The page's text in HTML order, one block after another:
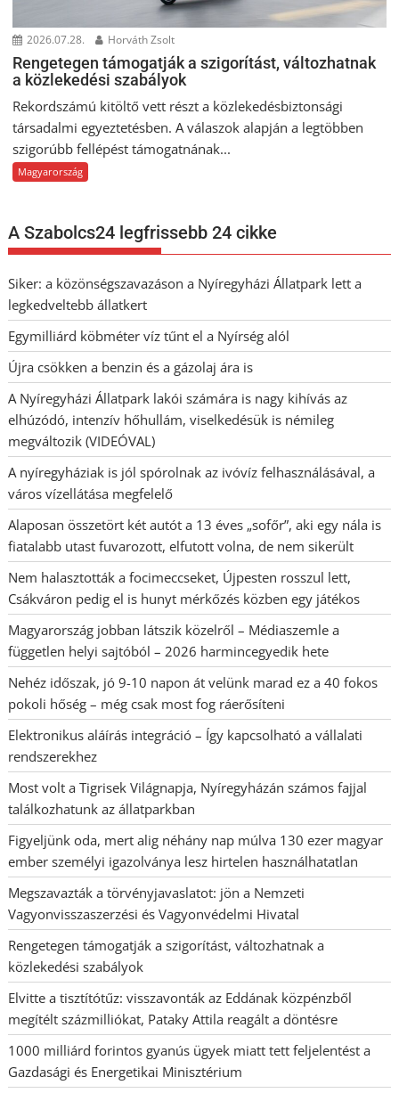
2026.07.28. Horváth Zsolt
Rengetegen támogatják a szigorítást, változhatnak
a közlekedési szabályok
Rekordszámú kitöltő vett részt a közlekedésbiztonsági
társadalmi egyeztetésben. A válaszok alapján a legtöbben
szigorúbb fellépést támogatnának...
Magyarország
A Szabolcs24 legfrissebb 24 cikke
Siker: a közönségszavazáson a Nyíregyházi Állatpark lett a
legkedveltebb állatkert
Egymilliárd köbméter víz tűnt el a Nyírség alól
Újra csökken a benzin és a gázolaj ára is
A Nyíregyházi Állatpark lakói számára is nagy kihívás az
elhúzódó, intenzív hőhullám, viselkedésük is némileg
megváltozik (VIDEÓVAL)
A nyíregyháziak is jól spórolnak az ivóvíz felhasználásával, a
város vízellátása megfelelő
Alaposan összetört két autót a 13 éves „sofőr”, aki egy nála is
fiatalabb utast fuvarozott, elfutott volna, de nem sikerült
Nem halasztották a focimeccseket, Újpesten rosszul lett,
Csákváron pedig el is hunyt mérkőzés közben egy játékos
Magyarország jobban látszik közelről – Médiaszemle a
független helyi sajtóból – 2026 harmincegyedik hete
Nehéz időszak, jó 9-10 napon át velünk marad ez a 40 fokos
pokoli hőség – még csak most fog ráerősíteni
Elektronikus aláírás integráció – Így kapcsolható a vállalati
rendszerekhez
Most volt a Tigrisek Világnapja, Nyíregyházán számos fajjal
találkozhatunk az állatparkban
Figyeljünk oda, mert alig néhány nap múlva 130 ezer magyar
ember személyi igazolványa lesz hirtelen használhatatlan
Megszavazták a törvényjavaslatot: jön a Nemzeti
Vagyonvisszaszerzési és Vagyonvédelmi Hivatal
Rengetegen támogatják a szigorítást, változhatnak a
közlekedési szabályok
Elvitte a tisztítótűz: visszavonták az Eddának közpénzből
megítélt százmilliókat, Pataky Attila reagált a döntésre
1000 milliárd forintos gyanús ügyek miatt tett feljelentést a
Gazdasági és Energetikai Minisztérium